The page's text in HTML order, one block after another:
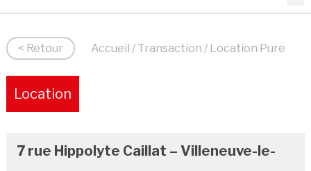
< Retour Accueil / Transaction / Location Pure
Location
7 rue Hippolyte Caillat – Villeneuve-le-